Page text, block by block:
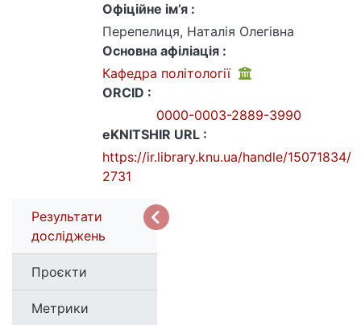
Офіційне ім’я :
Перепелиця, Наталія Олегівна
Основна афіліація :
Кафедра політології
ORCID :
0000-0003-2889-3990
eKNITSHIR URL :
https://ir.library.knu.ua/handle/15071834/
2731
Результати
досліджень
Проєкти
Метрики